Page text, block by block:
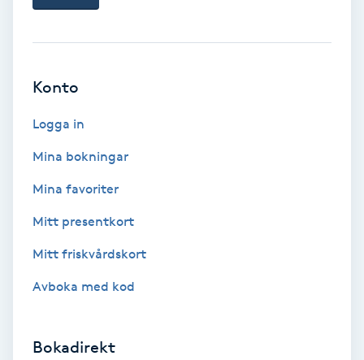
BIAB
Blowout
Brynformning
Brynplockning
Konto
Logga in
Mina bokningar
Mina favoriter
Mitt presentkort
Mitt friskvårdskort
Avboka med kod
Bokadirekt